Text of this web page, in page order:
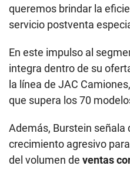
queremos brindar la
servicio postventa
En este impulso al
integra dentro de su
la línea de JAC
que supera los 70
Además, Burstein señala
crecimiento agresivo
del volumen de ventas